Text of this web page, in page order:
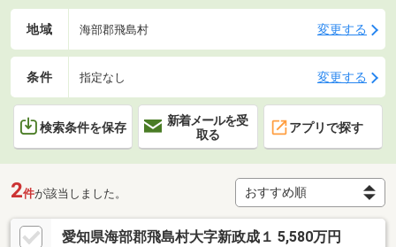
地域 海部郡飛島村 変更する
条件 指定なし 変更する
検索条件を保存
新着メールを受
取る
アプリで探す
2件が該当しました。
愛知県海部郡飛島村大字新政成１ 5,580万円